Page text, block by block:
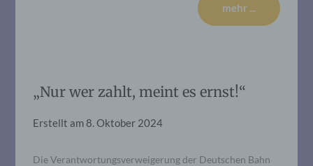
mehr ...
„Nur wer zahlt, meint es ernst!“
Erstellt am8. Oktober 2024
Die Verantwortungsverweigerung der Deutschen Bahn